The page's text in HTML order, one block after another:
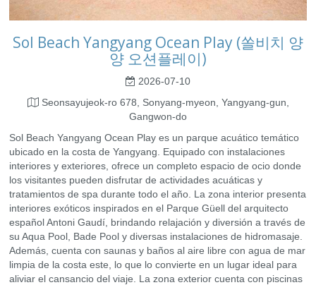
Sol Beach Yangyang Ocean Play (쏠비치 양
양 오션플레이)
2026-07-10
Seonsayujeok-ro 678, Sonyang-myeon, Yangyang-gun,
Gangwon-do
Sol Beach Yangyang Ocean Play es un parque acuático temático
ubicado en la costa de Yangyang. Equipado con instalaciones
interiores y exteriores, ofrece un completo espacio de ocio donde
los visitantes pueden disfrutar de actividades acuáticas y
tratamientos de spa durante todo el año. La zona interior presenta
interiores exóticos inspirados en el Parque Güell del arquitecto
español Antoni Gaudí, brindando relajación y diversión a través de
su Aqua Pool, Bade Pool y diversas instalaciones de hidromasaje.
Además, cuenta con saunas y baños al aire libre con agua de mar
limpia de la costa este, lo que lo convierte en un lugar ideal para
aliviar el cansancio del viaje. La zona exterior cuenta con piscinas